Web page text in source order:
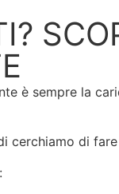
è sempre la
cerchiamo di
: